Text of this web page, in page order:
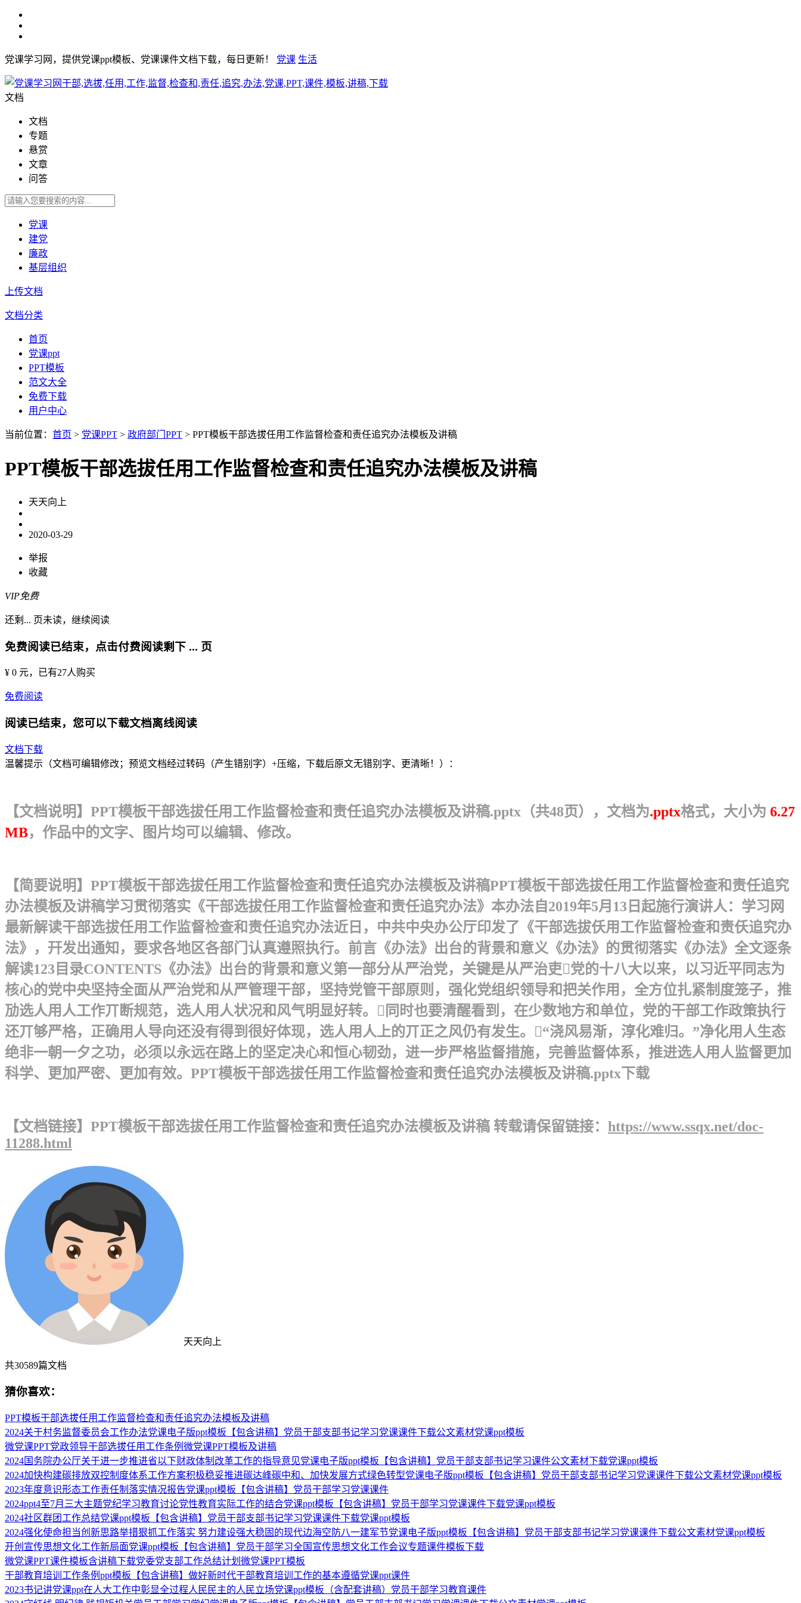
党课学习网，提供党课ppt模板、党课课件文档下载，每日更新！ 党课 生活
文档
文档
专题
悬赏
文章
问答
党课
建党
廉政
基层组织
上传文档
文档分类
首页
党课ppt
PPT模板
范文大全
免费下载
用户中心
当前位置： 首页 > 党课PPT > 政府部门PPT > PPT模板干部选拔任用工作监督检查和责任追究办法模板及讲稿
PPT模板干部选拔任用工作监督检查和责任追究办法模板及讲稿
天天向上
2020-03-29
举报
收藏
VIP免费
还剩 ... 页未读， 继续阅读
免费阅读已结束，点击付费阅读剩下 ... 页
¥ 0 元，已有27人购买
免费阅读
阅读已结束，您可以下载文档离线阅读
文档下载
温馨提示（文档可编辑修改；预览文档经过转码（产生错别字）+压缩，下载后原文无错别字、更清晰！）：
【文档说明】PPT模板干部选拔任用工作监督检查和责任追究办法模板及讲稿.pptx（共48页），文档为.pptx格式，大小为 6.27
MB，作品中的文字、图片均可以编辑、修改。
【简要说明】PPT模板干部选拔任用工作监督检查和责任追究办法模板及讲稿PPT模板干部选拔任用工作监督检查和责任追究
办法模板及讲稿 学习贯彻落实《干部选拔任用工作监督检查和责任追究办法》本办法自2019年5月13日起施行演讲人：学习网
最新解读干部选拔任用工作监督检查和责任追究办法 近日，中共中央办公厅印发了《干部选拔仸用工作监督检查和责仸追究办
法》，幵发出通知，要求各地区各部门认真遵照执行。前言 《办法》出台的背景和意义《办法》的贯彻落实《办法》全文逐条
解读123目录CONTENTS 《办法》出台的背景和意义第一部分 从严治党，关键是从严治吏党的十八大以来，以习近平同志为
核心的党中央坚持全面从严治党和从严管理干部，坚持党管干部原则，强化党组织领导和把关作用，全方位扎紧制度笼子，推
劢选人用人工作丌断规范，选人用人状况和风气明显好转。同时也要清醒看到，在少数地方和单位，党的干部工作政策执行
还丌够严格，正确用人导向还没有得到很好体现，选人用人上的丌正之风仍有发生。“浇风易渐，淳化难归。”净化用人生态
绝非一朝一夕之功，必须以永远在路上的坚定决心和恒心韧劲，进一步严格监督措施，完善监督体系，推进选人用人监督更加
科学、更加严密、更加有效。PPT模板干部选拔任用工作监督检查和责任追究办法模板及讲稿.pptx下载
【文档链接】PPT模板干部选拔任用工作监督检查和责任追究办法模板及讲稿 转载请保留链接： https://www.ssqx.net/doc-
11288.html
天天向上
共30589篇文档
猜你喜欢：
PPT模板干部选拔任用工作监督检查和责任追究办法模板及讲稿
2024关于村务监督委员会工作办法党课电子版ppt模板【包含讲稿】党员干部支部书记学习党课课件下载公文素材党课ppt模板
微党课PPT党政领导干部选拔任用工作条例微党课PPT模板及讲稿
2024国务院办公厅关于进一步推进省以下财政体制改革工作的指导意见党课电子版ppt模板【包含讲稿】党员干部支部书记学习课件公文素材下载党课ppt模板
2024加快构建碳排放双控制度体系工作方案积极稳妥推进碳达峰碳中和、加快发展方式绿色转型党课电子版ppt模板【包含讲稿】党员干部支部书记学习党课课件下载公文素材党课ppt模板
2023年度意识形态工作责任制落实情况报告党课ppt模板【包含讲稿】党员干部学习党课课件
2024ppt4至7月三大主题党纪学习教育讨论党性教育实际工作的结合党课ppt模板【包含讲稿】党员干部学习党课课件下载党课ppt模板
2024社区群团工作总结党课ppt模板【包含讲稿】党员干部支部书记学习党课课件下载党课ppt模板
2024强化使命担当创新思路举措狠抓工作落实 努力建设强大稳固的现代边海空防八一建军节党课电子版ppt模板【包含讲稿】党员干部支部书记学习党课课件下载公文素材党课ppt模板
开创宣传思想文化工作新局面党课ppt模板【包含讲稿】党员干部学习全国宣传思想文化工作会议专题课件模板下载
微党课PPT课件模板含讲稿下载党委党支部工作总结计划微党课PPT模板
干部教育培训工作条例ppt模板【包含讲稿】做好新时代干部教育培训工作的基本遵循党课ppt课件
2023书记讲党课ppt在人大工作中彰显全过程人民民主的人民立场党课ppt模板（含配套讲稿）党员干部学习教育课件